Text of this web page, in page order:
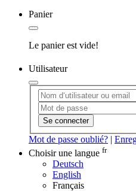
Panier
Le panier est vide!
Utilisateur
Se connecter
Mot de passe oublié? |
Choisir une langue fr
Deutsch
English
Français